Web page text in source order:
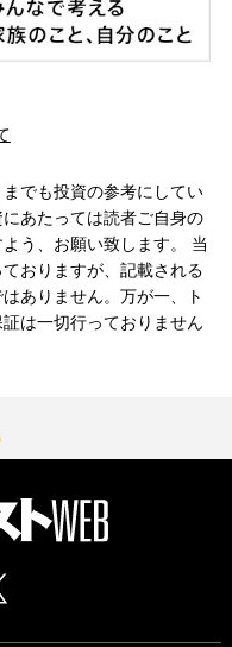
でも投資の参考にしてい
あたっては読者ご自身の
う、お願い致します。 当
おりますが、記載される
ありません。万が一、ト
は一切行っておりません